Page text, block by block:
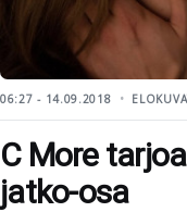
06:27 - 14.09.2018
C More
jatko-osa